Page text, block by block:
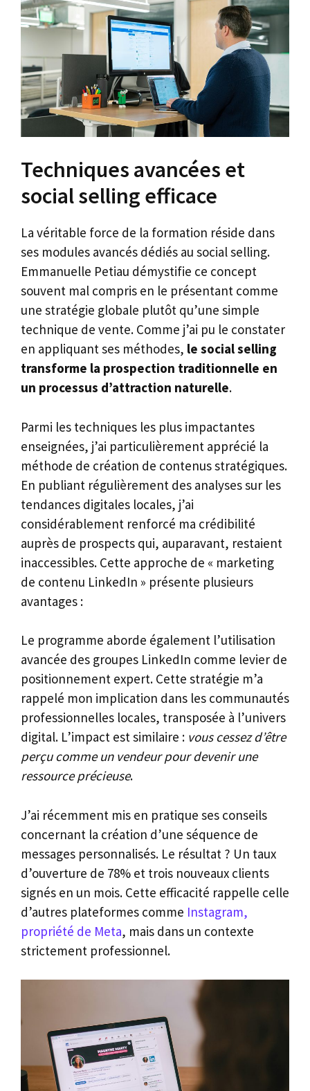
Techniques avancées et
social selling efficace
La véritable force de la formation réside dans
ses modules avancés dédiés au social selling.
Emmanuelle Petiau démystifie ce concept
souvent mal compris en le présentant comme
une stratégie globale plutôt qu’une simple
technique de vente. Comme j’ai pu le constater
en appliquant ses méthodes, le social selling
transforme la prospection traditionnelle en
un processus d’attraction naturelle.
Parmi les techniques les plus impactantes
enseignées, j’ai particulièrement apprécié la
méthode de création de contenus stratégiques.
En publiant régulièrement des analyses sur les
tendances digitales locales, j’ai
considérablement renforcé ma crédibilité
auprès de prospects qui, auparavant, restaient
inaccessibles. Cette approche de « marketing
de contenu LinkedIn » présente plusieurs
avantages :
Le programme aborde également l’utilisation
avancée des groupes LinkedIn comme levier de
positionnement expert. Cette stratégie m’a
rappelé mon implication dans les communautés
professionnelles locales, transposée à l’univers
digital. L’impact est similaire : vous cessez d’être
perçu comme un vendeur pour devenir une
ressource précieuse.
J’ai récemment mis en pratique ses conseils
concernant la création d’une séquence de
messages personnalisés. Le résultat ? Un taux
d’ouverture de 78% et trois nouveaux clients
signés en un mois. Cette efficacité rappelle celle
d’autres plateformes comme Instagram,
propriété de Meta, mais dans un contexte
strictement professionnel.